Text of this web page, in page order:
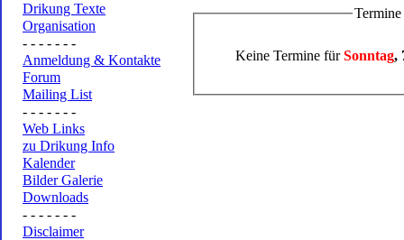
Drikung Texte
Organisation
- - - - - - -
Anmeldung & Kontakte
Forum
Mailing List
- - - - - - -
Web Links
zu Drikung Info
Kalender
Bilder Galerie
Downloads
- - - - - - -
Disclaimer
Keine Termine fürSonntag,